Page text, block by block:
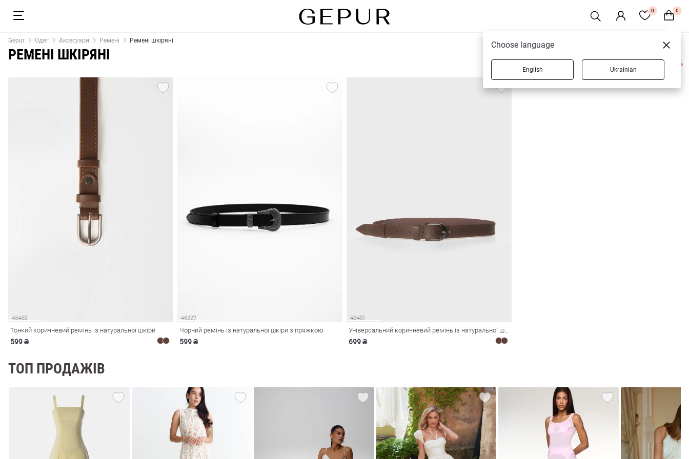
0 0
Gepur Одяг Аксесуари Ремені Ремені шкіряні
РЕМЕНІ ШКІРЯНІ
3 товарів
Тонкий коричневий ремінь із натуральної шкіри
599 ₴
Чорний ремінь із натуральної шкіри з пряжкою
599 ₴
Універсальний коричневий ремінь із натуральної шкіри
699 ₴
ТОП ПРОДАЖІВ
Choose language
English Ukrainian